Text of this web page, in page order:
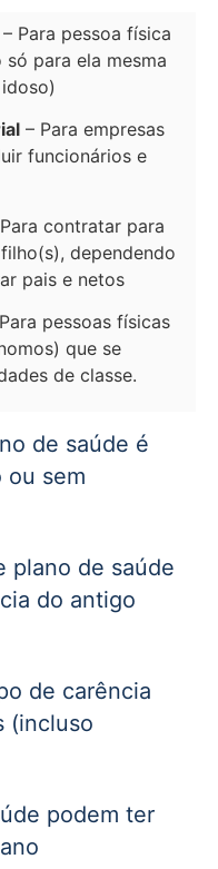
– Para pessoa física
para ela mesma
– Para empresas
funcionários e
contratar para
dependendo
pais e netos
pessoas físicas
que se
de classe.
de saúde é
ou sem
plano de saúde
do antigo
de carência
(incluso
podem ter